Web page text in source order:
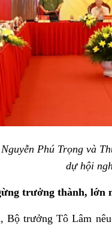
Phú Trọng và
dự hội
trưởng thành, lớn
Bộ trưởng Tô Lâm